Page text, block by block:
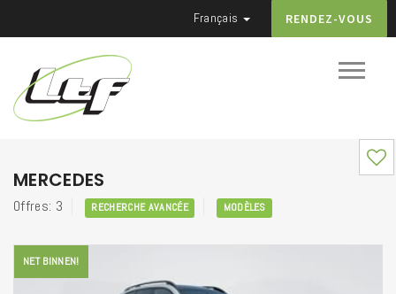
Français RENDEZ-VOUS
MERCEDES
Offres: 3 RECHERCHE AVANCÉE MODÈLES
NET BINNEN!